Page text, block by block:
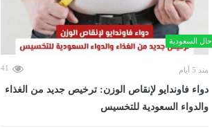
حال السعودية
منذ 5 أيام 41
دواء فاوندايو لإنقاص الوزن: ترخيص جديد من الغذاء
والدواء السعودية للتخسيس